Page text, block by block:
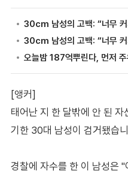
[앵커]
태어난 지 한 달밖에 안 된
기한 30대 남성이 검거됐습
경찰에 자수를 한 이 남성은